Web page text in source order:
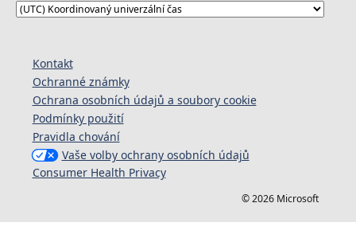
Kontakt
Ochranné známky
Ochrana osobních údajů a soubory cookie
Podmínky použití
Pravidla chování
Vaše volby ochrany osobních údajů
Consumer Health Privacy
© 2026 Microsoft